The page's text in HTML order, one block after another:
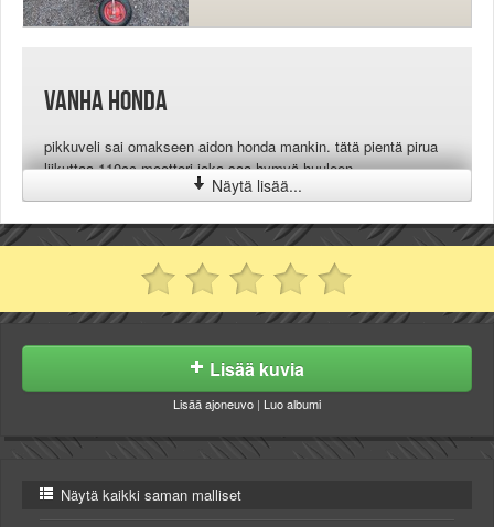
Näytä lisää...
vanha honda
pikkuveli sai omakseen aidon honda mankin. tätä pientä pirua
liikuttaa 110cc moottori joka saa hymyä huuleen.
Lisää kuvia
Lisää ajoneuvo | Luo albumi
Näytä kaikki saman malliset